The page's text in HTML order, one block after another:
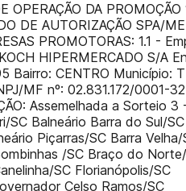
OPERAÇÃO DA PROMOÇÃO
DE AUTORIZAÇÃO SPA/
PROMOTORAS: 1.1 -
HIPERMERCADO S/A
Bairro: CENTRO Município:
MF nº: 02.831.172/0001-
Assemelhada a Sorteio 3
SC Balneário Barra do Sul/SC
Piçarras/SC Barra Velha/
/SC Braço do
SC Florianópolis/SC
Celso Ramos/SC